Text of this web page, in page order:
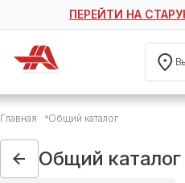
ПЕРЕЙТИ НА
Общий каталог
Автосвет
Автотовары
Запчасти
Главная Общий каталог
Общий каталог